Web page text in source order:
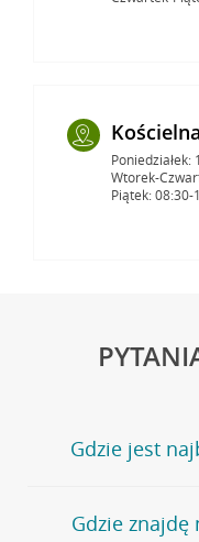
Poniedziałek:
Wtorek-
Piątek: 08:30-
Gdzie jest
Jeśli szukasz
stronęPlacówki i
Gdzie